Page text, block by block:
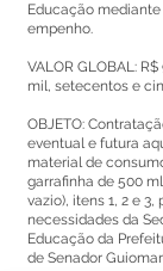
Educação
empenho.
VALOR GLOBAL:
mil, setecentos e
OBJETO:
eventual e futura
material de
garrafinha de 500
vazio), itens 1, 2 e
necessidades da
Educação da
de Senador